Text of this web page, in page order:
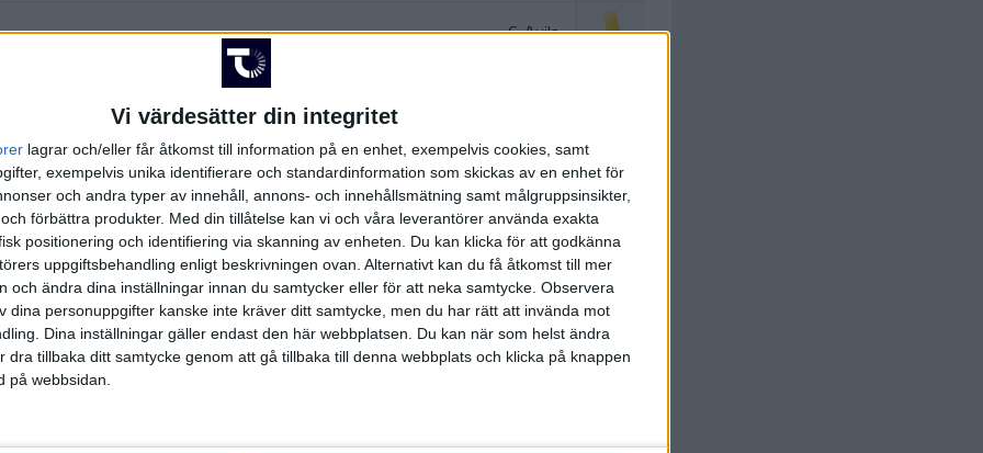
Vi värdesätter din integritet
lagrar och/eller får åtkomst till information på en enhet, exempelvis cookies, samt
exempelvis unika identifierare och standardinformation som skickas av en enhet för
och andra typer av innehåll, annons- och innehållsmätning samt målgruppsinsikter,
förbättra produkter. Med din tillåtelse kan vi och våra leverantörer använda exakta
positionering och identifiering via skanning av enheten. Du kan klicka för att godkänna
uppgiftsbehandling enligt beskrivningen ovan. Alternativt kan du få åtkomst till mer
och ändra dina inställningar innan du samtycker eller för att neka samtycke. Observera
dina personuppgifter kanske inte kräver ditt samtycke, men du har rätt att invända mot
Dina inställningar gäller endast den här webbplatsen. Du kan när som helst ändra
dra tillbaka ditt samtycke genom att gå tillbaka till denna webbplats och klicka på knappen
på webbsidan.
C. Avila
2:a halvlek
J. Firpo
(ut.V. Gomez) 46 min
)
)